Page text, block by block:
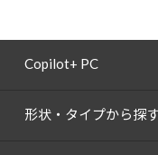
Copilot+ PC
形状・タイプから探